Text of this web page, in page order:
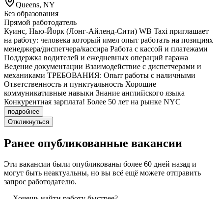
Queens, NY
Без образования
Прямой работодатель
Куинс, Нью-Йорк (Лонг-Айленд-Сити) WB Taxi приглашает
на работу: человека который имел опыт работать на позициях
менеджера/диспетчера/кассира Работа с кассой и платежами
Поддержка водителей и ежедневных операций гаража
Ведение документации Взаимодействие с диспетчерами и
механиками ТРЕБОВАНИЯ: Опыт работы с наличными
Ответственность и пунктуальность Хорошие
коммуникативные навыки Знание английского языка
Конкурентная зарплата! Более 50 лет на рынке NYC
подробнее
Откликнуться
Ранее опубликованные вакансии
Эти вакансии были опубликованы более 60 дней назад и
могут быть неактуальны, но вы всё ещё можете отправить
запрос работодателю.